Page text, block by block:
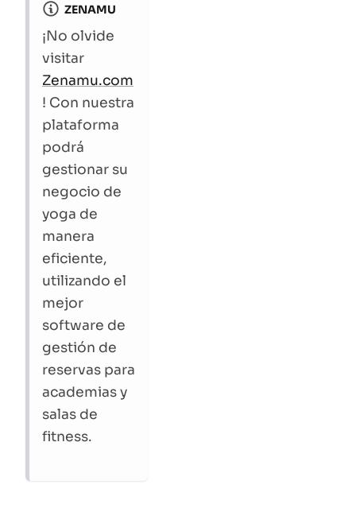
ZENAMU
¡No olvide
visitar
Zenamu.com
! Con nuestra
plataforma
podrá
gestionar su
negocio de
yoga de
manera
eficiente,
utilizando el
mejor
software de
gestión de
reservas para
academias y
salas de
fitness.